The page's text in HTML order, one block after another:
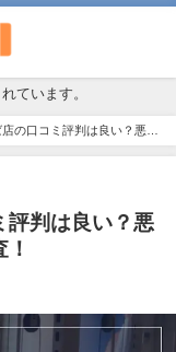
ています。
の口コミ評判は良い？悪
評判は良い？悪